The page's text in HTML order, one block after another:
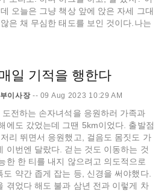
오늘은 그냥 책상 앞에 앉은 자세 그대
은 채 무심한 태도를 보인 것이다.나는
일 기적을 행한다
이사장-- 09 Aug 2023 10:29 AM
전하는 손자녀석을 응원하러 가족과
에도 갔었는데 그땐 5km이었다. 출발점
리 뛰면서 응원했고, 걸음도 몸짓도 가
이번엔 달랐다. 걷는 것도 이동하는 것
한 한 티를 내지 않으려고 의도적으로
약간 좁게 잡는 등, 신경을 써야했다.
겪었다 해도 불과 삼년 전과 이렇게 차